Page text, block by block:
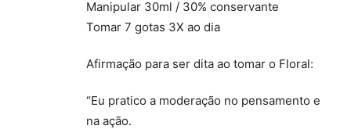
Manipular 30ml / 30% conservante
Tomar 7 gotas 3X ao dia
Afirmação para ser dita ao tomar o Floral:
“Eu pratico a moderação no pensamento e
na ação.